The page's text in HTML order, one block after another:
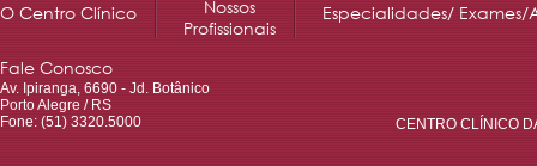
O Centro Clínico
Nossos
Profissionais
Especialidades/ Exames/
Fale Conosco
Av. Ipiranga, 6690 - Jd. Botânico
Porto Alegre / RS
Fone: (51) 3320.5000
CENTRO CLÍNICO